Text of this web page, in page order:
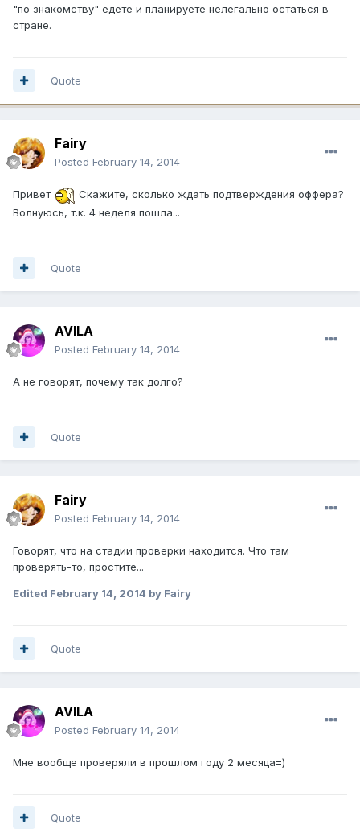
"по знакомству" едете и планируете нелегально остаться в
стране.
Quote
Fairy
Posted February 14, 2014
Привет
Скажите, сколько ждать подтверждения оффера?
Волнуюсь, т.к. 4 неделя пошла...
Quote
AVILA
Posted February 14, 2014
А не говорят, почему так долго?
Quote
Fairy
Posted February 14, 2014
Говорят, что на стадии проверки находится. Что там
проверять-то, простите...
Edited February 14, 2014 by Fairy
Quote
AVILA
Posted February 14, 2014
Мне вообще проверяли в прошлом году 2 месяца=)
Quote